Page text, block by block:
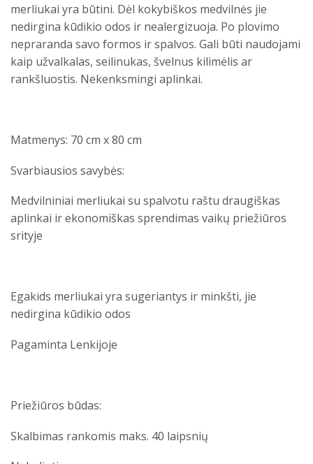
merliukai yra būtini. Dėl kokybiškos medvilnės jie
nedirgina kūdikio odos ir nealergizuoja. Po plovimo
nepraranda savo formos ir spalvos. Gali būti naudojami
kaip užvalkalas, seilinukas, švelnus kilimėlis ar
rankšluostis. Nekenksmingi aplinkai.
Matmenys: 70 cm x 80 cm
Svarbiausios savybės:
Medvilniniai merliukai su spalvotu raštu draugiškas
aplinkai ir ekonomiškas sprendimas vaikų priežiūros
srityje
Egakids merliukai yra sugeriantys ir minkšti, jie
nedirgina kūdikio odos
Pagaminta Lenkijoje
Priežiūros būdas:
Skalbimas rankomis maks. 40 laipsnių